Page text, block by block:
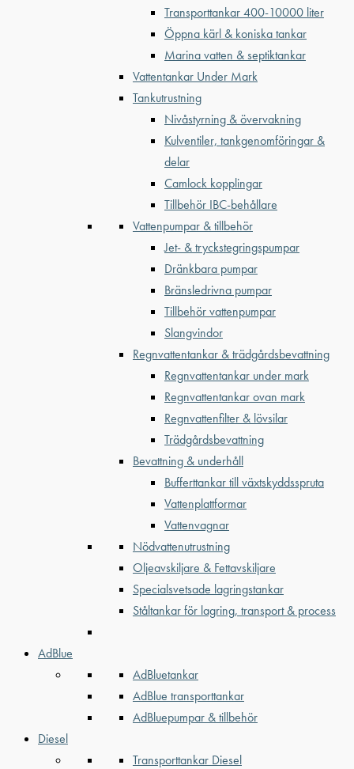
Transporttankar 400-10000 liter
Öppna kärl & koniska tankar
Marina vatten & septiktankar
Vattentankar Under Mark
Tankutrustning
Nivåstyrning & övervakning
Kulventiler, tankgenomföringar &
delar
Camlock kopplingar
Tillbehör IBC-behållare
Vattenpumpar & tillbehör
Jet- & tryckstegringspumpar
Dränkbara pumpar
Bränsledrivna pumpar
Tillbehör vattenpumpar
Slangvindor
Regnvattentankar & trädgårdsbevattning
Regnvattentankar under mark
Regnvattentankar ovan mark
Regnvattenfilter & lövsilar
Trädgårdsbevattning
Bevattning & underhåll
Bufferttankar till växtskyddsspruta
Vattenplattformar
Vattenvagnar
Nödvattenutrustning
Oljeavskiljare & Fettavskiljare
Specialsvetsade lagringstankar
Ståltankar för lagring, transport & process
AdBlue
AdBluetankar
AdBlue transporttankar
AdBluepumpar & tillbehör
Diesel
Transporttankar Diesel